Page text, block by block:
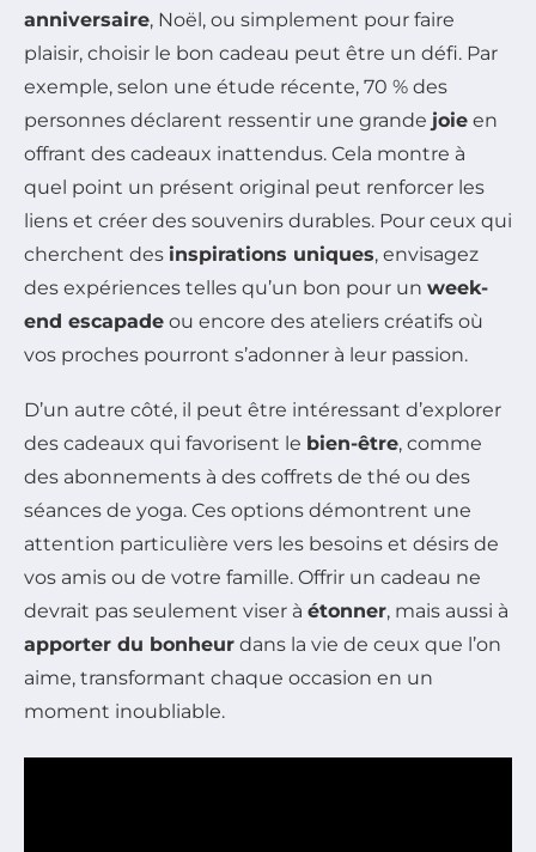
anniversaire, Noël, ou simplement pour faire
plaisir, choisir le bon cadeau peut être un défi. Par
exemple, selon une étude récente, 70 % des
personnes déclarent ressentir une grande joie en
offrant des cadeaux inattendus. Cela montre à
quel point un présent original peut renforcer les
liens et créer des souvenirs durables. Pour ceux qui
cherchent des inspirations uniques, envisagez
des expériences telles qu’un bon pour un week-
end escapade ou encore des ateliers créatifs où
vos proches pourront s’adonner à leur passion.
D’un autre côté, il peut être intéressant d’explorer
des cadeaux qui favorisent le bien-être, comme
des abonnements à des coffrets de thé ou des
séances de yoga. Ces options démontrent une
attention particulière vers les besoins et désirs de
vos amis ou de votre famille. Offrir un cadeau ne
devrait pas seulement viser à étonner, mais aussi à
apporter du bonheur dans la vie de ceux que l’on
aime, transformant chaque occasion en un
moment inoubliable.